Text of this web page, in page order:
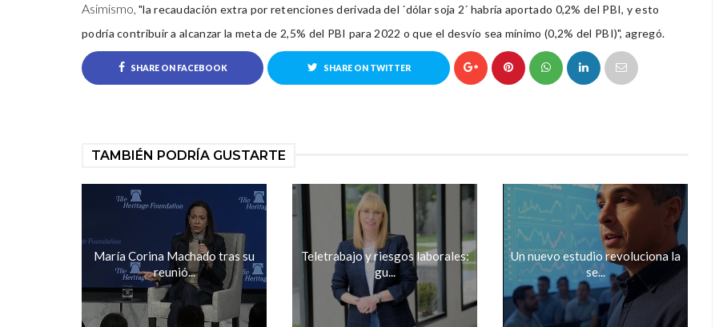
Asimismo, "la recaudación extra por retenciones derivada del ´dólar soja 2´ habría aportado 0,2% del PBI, y esto
podría contribuir a alcanzar la meta de 2,5% del PBI para 2022 o que el desvío sea mínimo (0,2% del PBI)", agregó.
SHARE ON FACEBOOK SHARE ON TWITTER
TAMBIÉN PODRÍA GUSTARTE
María Corina Machado tras su
reunió...
Teletrabajo y riesgos laborales:
gu...
Un nuevo estudio revoluciona la
se...